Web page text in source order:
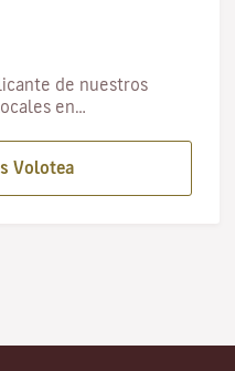
de nuestros
en…
Volotea